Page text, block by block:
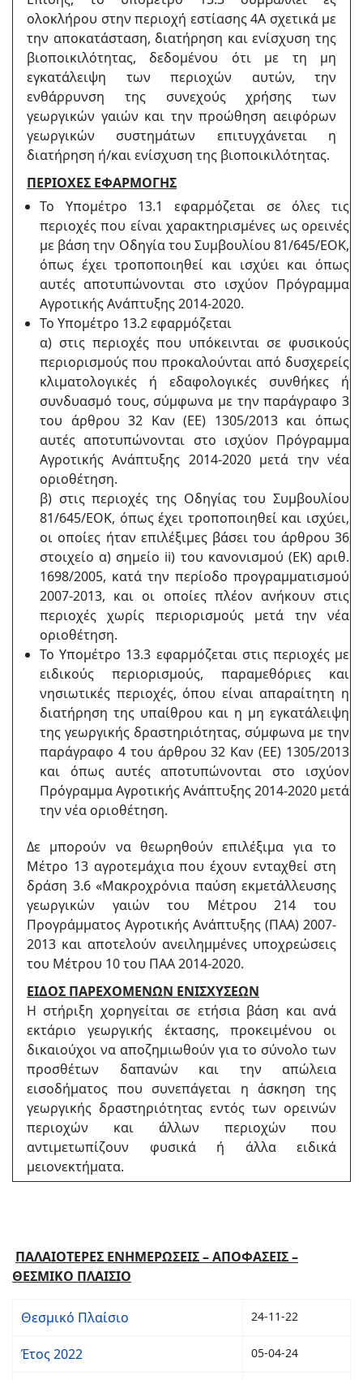
ολοκλήρου στην περιοχή εστίασης 4Α σχετικά με
την αποκατάσταση, διατήρηση και ενίσχυση της
βιοποικιλότητας, δεδομένου ότι με τη μη
εγκατάλειψη των περιοχών αυτών, την
ενθάρρυνση της συνεχούς χρήσης των
γεωργικών γαιών και την προώθηση αειφόρων
γεωργικών συστημάτων επιτυγχάνεται η
διατήρηση ή/και ενίσχυση της βιοποικιλότητας.
ΠΕΡΙΟΧΕΣ ΕΦΑΡΜΟΓΗΣ
Το Υπομέτρο 13.1 εφαρμόζεται σε όλες τις
περιοχές που είναι χαρακτηρισμένες ως ορεινές
με βάση την Οδηγία του Συμβουλίου 81/645/ΕΟΚ,
όπως έχει τροποποιηθεί και ισχύει και όπως
αυτές αποτυπώνονται στο ισχύον Πρόγραμμα
Αγροτικής Ανάπτυξης 2014-2020.
Το Υπομέτρο 13.2 εφαρμόζεται
α) στις περιοχές που υπόκεινται σε φυσικούς
περιορισμούς που προκαλούνται από δυσχερείς
κλιματολογικές ή εδαφολογικές συνθήκες ή
συνδυασμό τους, σύμφωνα με την παράγραφο 3
του άρθρου 32 Καν (ΕΕ) 1305/2013 και όπως
αυτές αποτυπώνονται στο ισχύον Πρόγραμμα
Αγροτικής Ανάπτυξης 2014-2020 μετά την νέα
οριοθέτηση.
β) στις περιοχές της Οδηγίας του Συμβουλίου
81/645/ΕΟΚ, όπως έχει τροποποιηθεί και ισχύει,
οι οποίες ήταν επιλέξιμες βάσει του άρθρου 36
στοιχείο α) σημείο ii) του κανονισμού (ΕΚ) αριθ.
1698/2005, κατά την περίοδο προγραμματισμού
2007-2013, και οι οποίες πλέον ανήκουν στις
περιοχές χωρίς περιορισμούς μετά την νέα
οριοθέτηση.
Το Υπομέτρο 13.3 εφαρμόζεται στις περιοχές με
ειδικούς περιορισμούς, παραμεθόριες και
νησιωτικές περιοχές, όπου είναι απαραίτητη η
διατήρηση της υπαίθρου και η μη εγκατάλειψη
της γεωργικής δραστηριότητας, σύμφωνα με την
παράγραφο 4 του άρθρου 32 Καν (ΕΕ) 1305/2013
και όπως αυτές αποτυπώνονται στο ισχύον
Πρόγραμμα Αγροτικής Ανάπτυξης 2014-2020 μετά
την νέα οριοθέτηση.
Δε μπορούν να θεωρηθούν επιλέξιμα για το
Μέτρο 13 αγροτεμάχια που έχουν ενταχθεί στη
δράση 3.6 «Μακροχρόνια παύση εκμετάλλευσης
γεωργικών γαιών του Μέτρου 214 του
Προγράμματος Αγροτικής Ανάπτυξης (ΠΑΑ) 2007-
2013 και αποτελούν ανειλημμένες υποχρεώσεις
του Μέτρου 10 του ΠΑΑ 2014-2020.
ΕΙΔΟΣ ΠΑΡΕΧΟΜΕΝΩΝ ΕΝΙΣΧΥΣΕΩΝ
Η στήριξη χορηγείται σε ετήσια βάση και ανά
εκτάριο γεωργικής έκτασης, προκειμένου οι
δικαιούχοι να αποζημιωθούν για το σύνολο των
προσθέτων δαπανών και την απώλεια
εισοδήματος που συνεπάγεται η άσκηση της
γεωργικής δραστηριότητας εντός των ορεινών
περιοχών και άλλων περιοχών που
αντιμετωπίζουν φυσικά ή άλλα ειδικά
μειονεκτήματα.
ΠΑΛΑΙΟΤΕΡΕΣ ΕΝΗΜΕΡΩΣΕΙΣ – ΑΠΟΦΑΣΕΙΣ –
ΘΕΣΜΙΚΟ ΠΛΑΙΣΙΟ
Θεσμικό Πλαίσιο 24-11-22
Έτος 2022 05-04-24